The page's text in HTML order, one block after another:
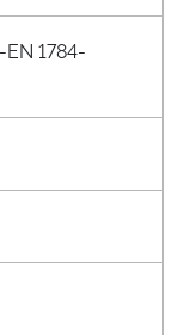
1784-